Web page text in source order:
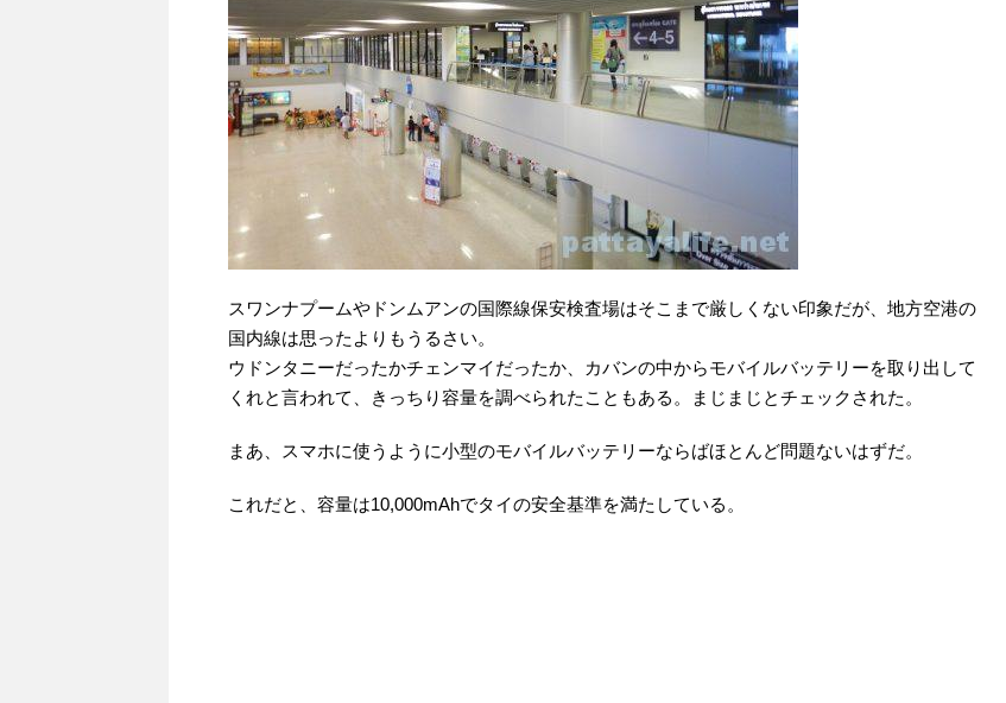
スワンナプームやドンムアンの国際線保安検査場はそこまで厳しくない印象だが、地方空港の
国内線は思ったよりもうるさい。
ウドンタニーだったかチェンマイだったか、カバンの中からモバイルバッテリーを取り出して
くれと言われて、きっちり容量を調べられたこともある。まじまじとチェックされた。
まあ、スマホに使うように小型のモバイルバッテリーならばほとんど問題ないはずだ。
これだと、容量は10,000mAhでタイの安全基準を満たしている。